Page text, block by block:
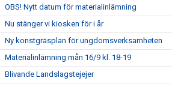
OBS! Nytt datum för materialinlämning
Nu stänger vi kiosken för i år
Ny konstgräsplan för ungdomsverksamheten
Materialinlämning mån 16/9 kl. 18-19
Blivande Landslagstejejer